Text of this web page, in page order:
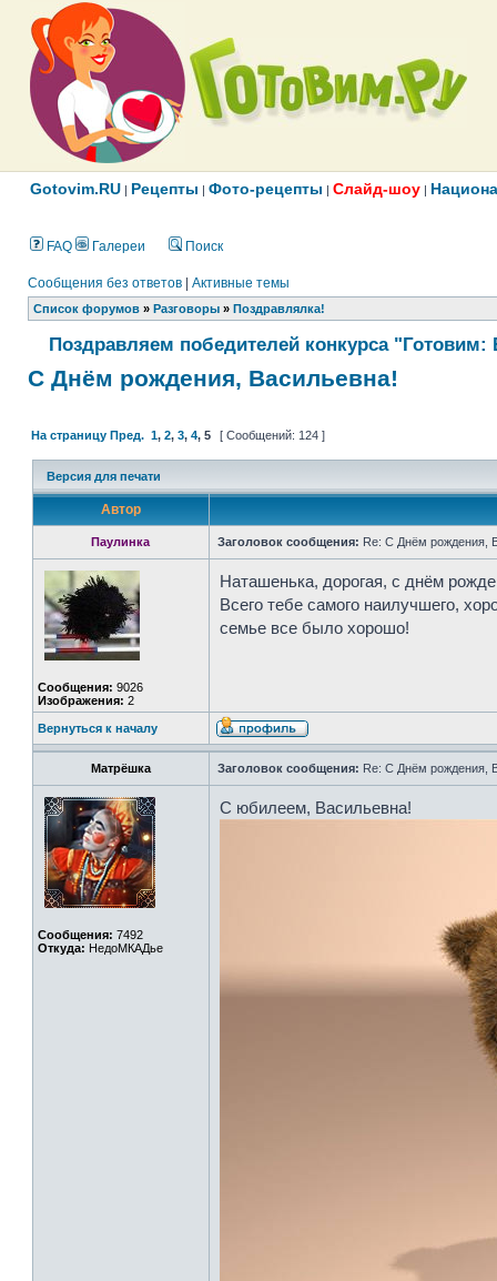
Gotovim.RU | Рецепты | Фото-рецепты | Слайд-шоу |
FAQ Галереи Поиск
Сообщения без ответов Активные темы
Список форумов » Разговоры » Поздравлялка!
Поздравляем победителей конкурса
С Днём рождения, Васильевна!
На страницу Пред. 1, 2, 3, 4, 5 [ Сообщений: 124 ]
Версия для печати
Автор
Паулинка Заголовок сообщения: Re: С Днём рождения,
Сообщения: 9026
Изображения: 2
Наташенька, дорогая, с днём
Всего тебе самого наилучшего,
семье все было хорошо!
Вернуться к началу
Матрёшка Заголовок сообщения: Re: С Днём рождения,
Сообщения: 7492
Откуда: НедоМКАДье
С юбилеем, Васильевна!